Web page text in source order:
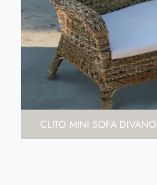
CLITO MINI SOFA DIVANO